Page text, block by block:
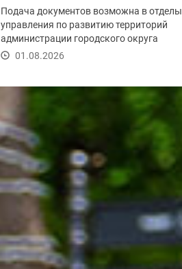
Подача документов возможна в отделы
управления по развитию территорий
администрации городского округа
Красногорск:
01.08.2026